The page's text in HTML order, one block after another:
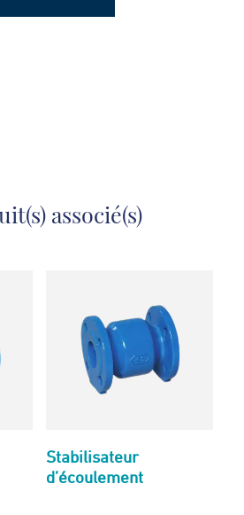
associé(s)
Stabilisateur
d’écoulement